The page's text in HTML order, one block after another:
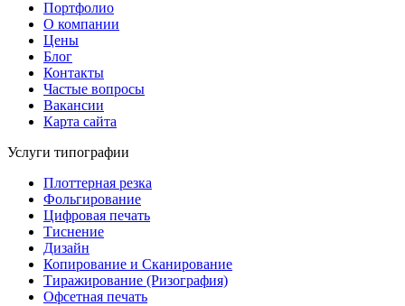
Портфолио
О компании
Цены
Блог
Контакты
Частые вопросы
Вакансии
Карта сайта
Услуги типографии
Плоттерная резка
Фольгирование
Цифровая печать
Тиснение
Дизайн
Копирование и Сканирование
Тиражирование (Ризография)
Офсетная печать